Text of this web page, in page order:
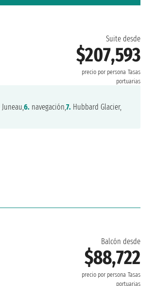
Suite desde
$207,593
precio por persona Tasas
portuarias
Juneau,6. navegación,7. Hubbard Glacier,
Balcón desde
$88,722
precio por persona Tasas
portuarias